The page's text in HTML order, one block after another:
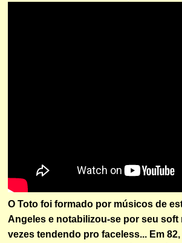
O Toto foi formado por músicos de
Angeles e notabilizou-se por seu soft
vezes tendendo pro faceless... Em